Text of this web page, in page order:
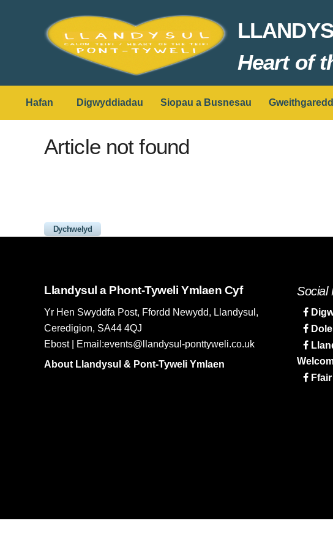
Heart of
Hafan Digwyddiadau Siopau a Busnesau
Article not found
Dychwelyd
Llandysul a Phont-Tyweli Ymlaen Cyf
Yr Hen Swyddfa Post, Ffordd Newydd, Llandysul,
Ceredigion, SA44 4QJ
Ebost | Email:events@llandysul-ponttyweli.co.uk
About Llandysul & Pont-Tyweli Ymlaen
Social